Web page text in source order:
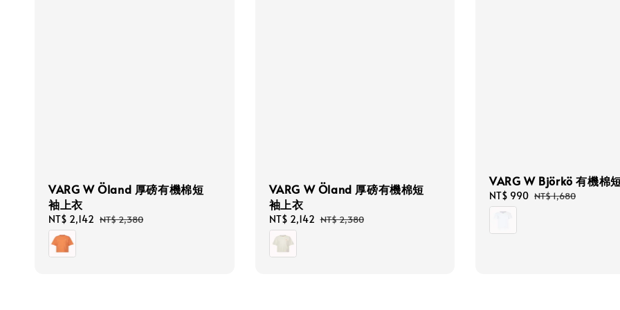
VARG W Öland 厚磅有機棉短
袖上衣
Sale
price
NT$ 2,142 Regular
NT$ 2,380
VARG W Öland 厚磅有機棉短
袖上衣
Sale
price
NT$ 2,142 Regular
NT$ 2,380
VARG W Björkö 有機棉
Sale
price
NT$ 990 Regular
NT$ 1,680